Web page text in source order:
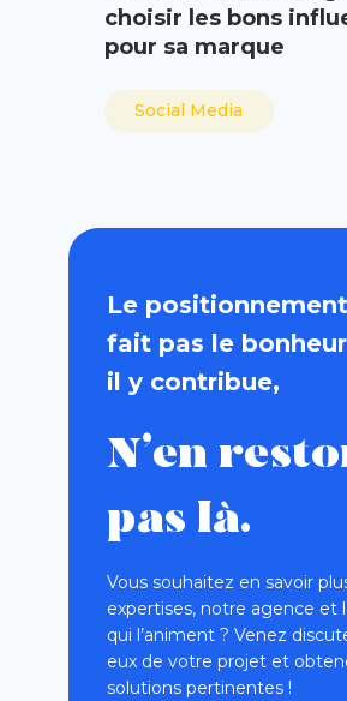
choisir les bons
pour sa marque
Social Media
Le
fait pas le
il y contribue,
N’en
pas là.
Vous souhaitez en savoir
expertises, notre agence et
qui l’animent ? Venez
eux de votre projet et
solutions pertinentes !